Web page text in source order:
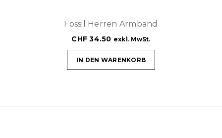
Fossil Herren Armband
CHF 34.50 exkl. MwSt.
IN DEN WARENKORB